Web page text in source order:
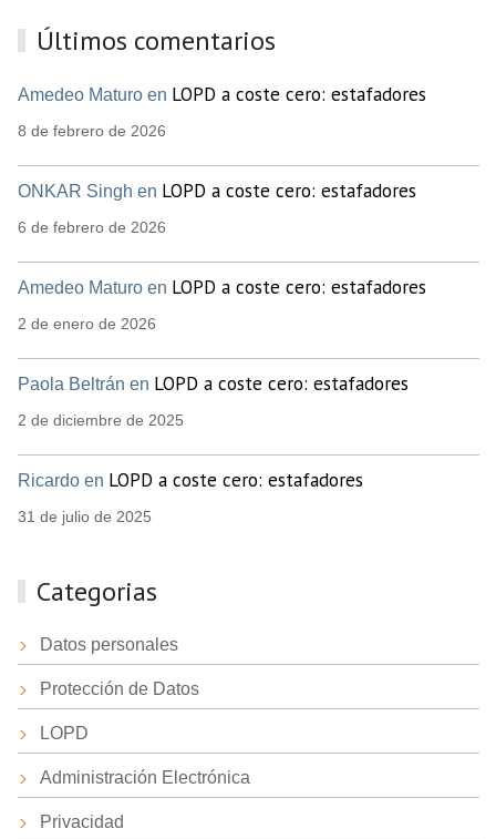
Últimos comentarios
Amedeo Maturo en LOPD a coste cero: estafadores
8 de febrero de 2026
ONKAR Singh en LOPD a coste cero: estafadores
6 de febrero de 2026
Amedeo Maturo en LOPD a coste cero: estafadores
2 de enero de 2026
Paola Beltrán en LOPD a coste cero: estafadores
2 de diciembre de 2025
Ricardo en LOPD a coste cero: estafadores
31 de julio de 2025
Categorias
Datos personales
Protección de Datos
LOPD
Administración Electrónica
Privacidad